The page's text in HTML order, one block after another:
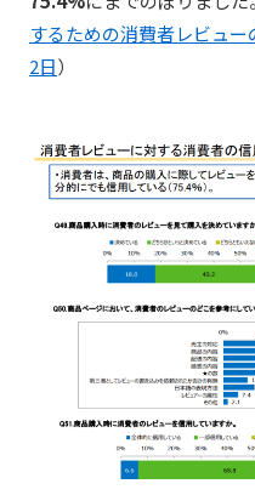
するための消費者レビュ
2日）